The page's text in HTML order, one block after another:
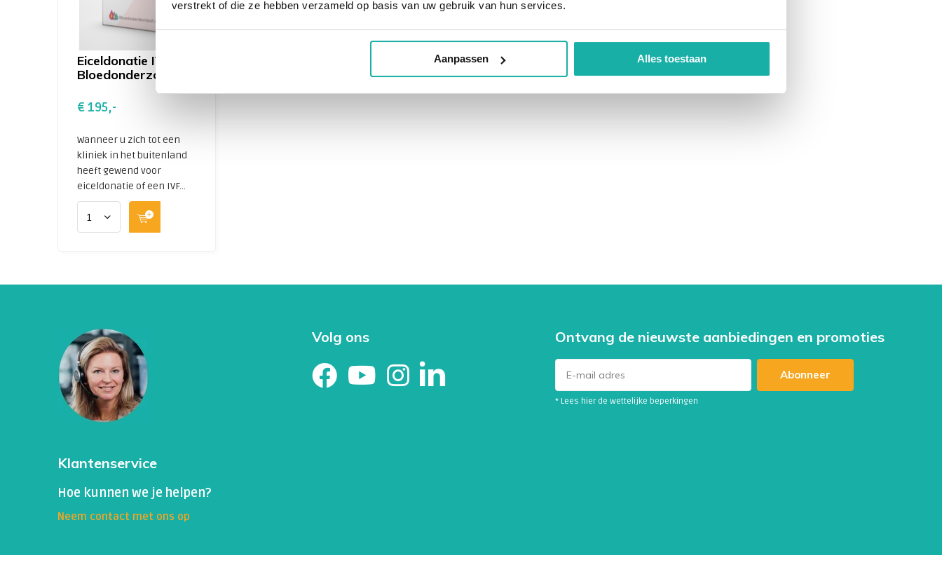
verstrekt of die ze hebben verzameld op basis van uw gebruik van hun services.
Aanpassen Alles toestaan
rubella (rode hond)
(Je kunt jouw test uitbreiden door ook deze onderzoeken aan het
winkelwagentje toe te voegen)
Eiceldonatie IVF
Bloedonderzoek
€ 195,-
Wanneer u zich tot een
kliniek in het buitenland
heeft gewend voor
eiceldonatie of een IVF...
Klantenservice
Hoe kunnen we je helpen?
Neem contact met ons op
Volg ons Ontvang de nieuwste aanbiedingen en promoties
Abonneer
* Lees hier de wettelijke beperkingen